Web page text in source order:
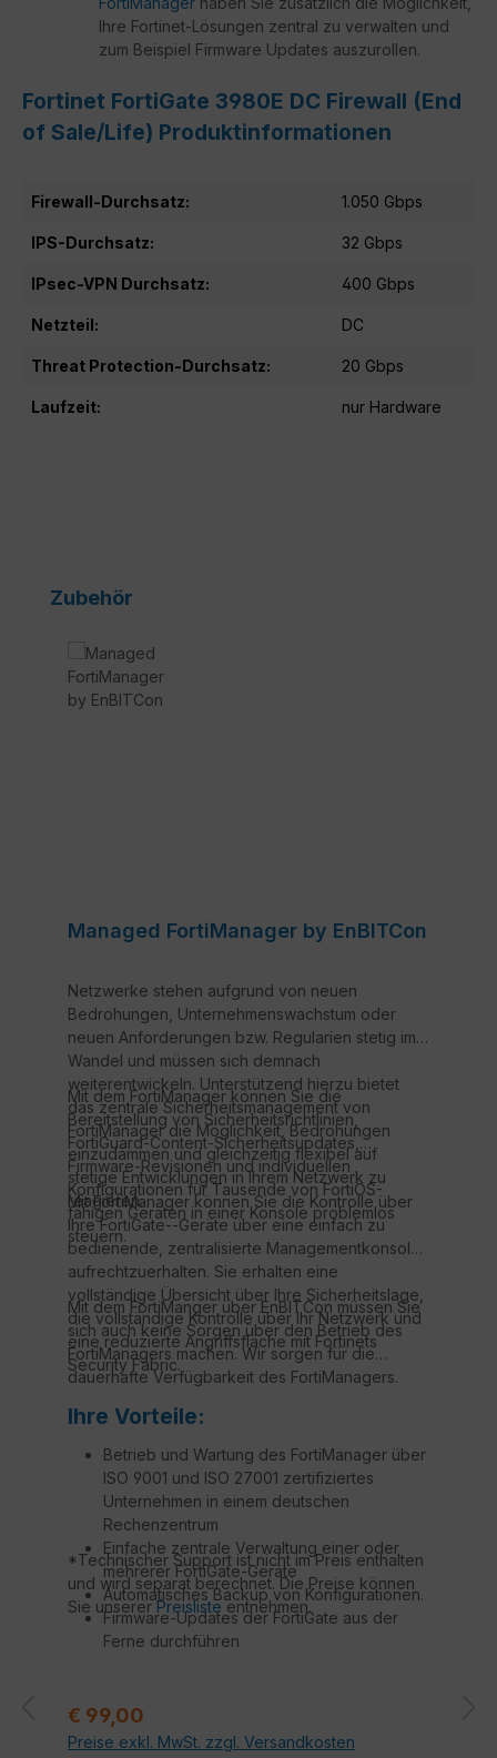
Ihre Fortinet-Lösungen zentral zu verwalten und
zum Beispiel Firmware Updates auszurollen.
Fortinet FortiGate 3980E DC Firewall (End
of Sale/Life) Produktinformationen
Firewall-Durchsatz: 1.050 Gbps
IPS-Durchsatz: 32 Gbps
IPsec-VPN Durchsatz: 400 Gbps
Netzteil: DC
Threat Protection-Durchsatz: 20 Gbps
Laufzeit: nur Hardware
Produktgalerie überspringen
Zubehör
Managed FortiManager by EnBITCon
Netzwerke stehen aufgrund von neuen
Bedrohungen, Unternehmenswachstum oder
neuen Anforderungen bzw. Regularien stetig im
Wandel und müssen sich demnach
weiterentwickeln. Unterstützend hierzu bietet
das zentrale Sicherheitsmanagement von
FortiManager die Möglichkeit, Bedrohungen
einzudämmen und gleichzeitig flexibel auf
stetige Entwicklungen in Ihrem Netzwerk zu
reagieren.
Mit dem FortiManager können Sie die
Bereitstellung von Sicherheitsrichtlinien,
FortiGuard-Content-Sicherheitsupdates,
Firmware-Revisionen und individuellen
Konfigurationen für Tausende von FortiOS-
fähigen Geräten in einer Konsole problemlos
steuern.
Mit FortiManager können Sie die Kontrolle über
Ihre FortiGate--Geräte über eine einfach zu
bedienende, zentralisierte Managementkonsole
aufrechtzuerhalten. Sie erhalten eine
vollständige Übersicht über Ihre Sicherheitslage,
die vollständige Kontrolle über Ihr Netzwerk und
eine reduzierte Angriffsfläche mit Fortinets
Security Fabric.
Mit dem FortiManger über EnBITCon müssen Sie
sich auch keine Sorgen über den Betrieb des
FortiManagers machen. Wir sorgen für die
dauerhafte Verfügbarkeit des FortiManagers.
Ihre Vorteile:
Betrieb und Wartung des FortiManager über
ISO 9001 und ISO 27001 zertifiziertes
Unternehmen in einem deutschen
Rechenzentrum
Einfache zentrale Verwaltung einer oder
mehrerer FortiGate-Geräte
Automatisches Backup von Konfigurationen.
Firmware-Updates der FortiGate aus der
Ferne durchführen
*Technischer Support ist nicht im Preis enthalten
und wird separat berechnet. Die Preise können
Sie unsererPreislisteentnehmen.
Regulärer Preis:
€ 99,00
Preise exkl. MwSt. zzgl. Versandkosten